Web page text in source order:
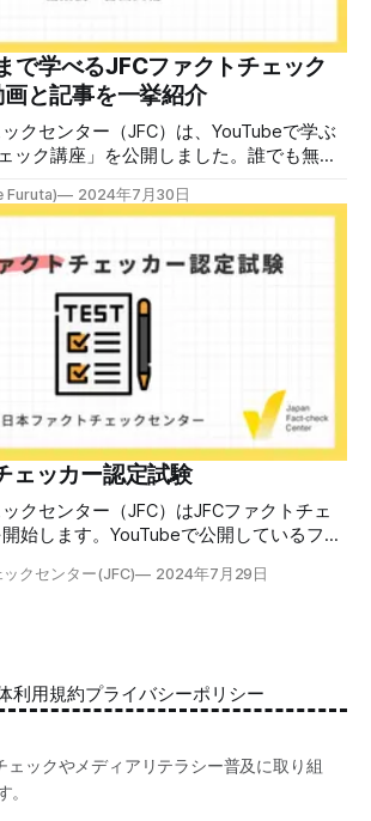
られています。「気をつけて」というだ
ません。最初から騙されたい人はいませ
けているのに、誤った情
で学べるJFCファクトチェック
と記事を一挙紹介
クセンター（JFC）は、YouTubeで学ぶ
ック講座」を公開しました。誰でも無料
メディアリテラシーの知識を学ぶことが
調べた2万人調査の紹介や、間違った情報
景にある人間のバイアス、大規模に拡散す
を解説しています。 実践編では、画
ど、偽・誤情報をどのように検証したら
してきた事例から具体的に学びます。
試験を開始 2024年7月29日か
ついて習熟度を確認するJFCファクトチ
を開始します。誰でもいつでも受験可能で
受験料1000円、2025年度から2000円）。
能をデジタル証明するオープンバッジ・
して、JFCファクトチェッカーの認定証
行します。 JFCファクトチェッカー認定試験
Furuta) 2024年7月30日
ェッカー認定試験
クセンター（JFC）はJFCファクトチェ
始します。YouTubeで公開しているファ
で「正しいと思う」と答え、「誤ってい
自分の感覚に近ければ「正しい」と受け取
ターネットはその傾向を増幅する。 だ
クセンター(JFC) 2024年7月29日
利用規約プライバシーポリシー
ェックやメディアリテラシー普及に取り組
。